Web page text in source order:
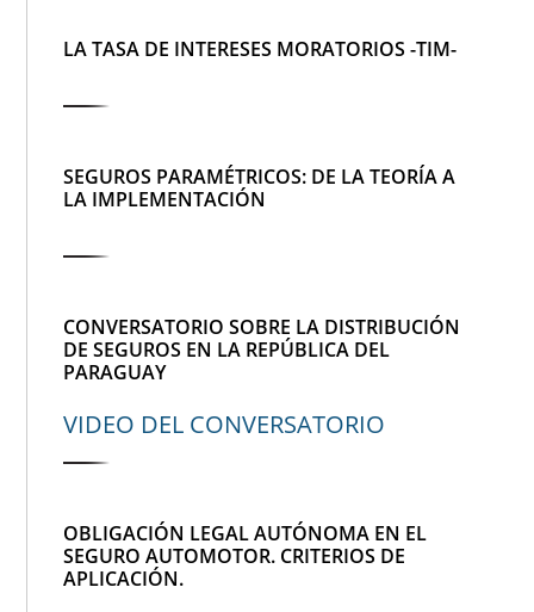
LA TASA DE INTERESES MORATORIOS -TIM-
SEGUROS PARAMÉTRICOS: DE LA TEORÍA A
LA IMPLEMENTACIÓN
CONVERSATORIO SOBRE LA DISTRIBUCIÓN
DE SEGUROS EN LA REPÚBLICA DEL
PARAGUAY
VIDEO DEL CONVERSATORIO
OBLIGACIÓN LEGAL AUTÓNOMA EN EL
SEGURO AUTOMOTOR. CRITERIOS DE
APLICACIÓN.